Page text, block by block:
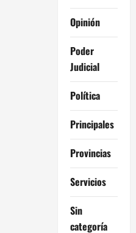
Opinión
Poder
Judicial
Política
Principales
Provincias
Servicios
Sin
categoría